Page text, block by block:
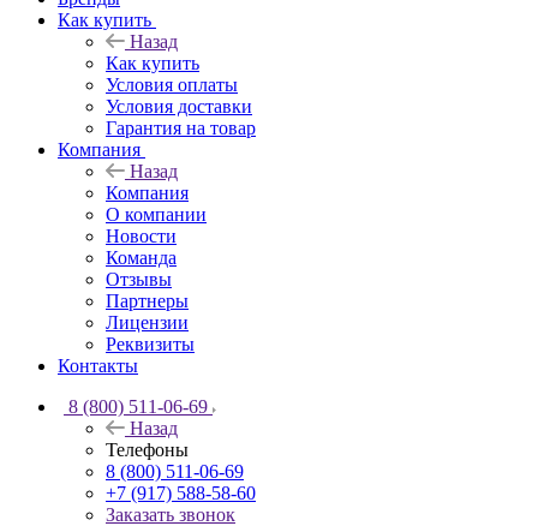
Как купить
Назад
Как купить
Условия оплаты
Условия доставки
Гарантия на товар
Компания
Назад
Компания
О компании
Новости
Команда
Отзывы
Партнеры
Лицензии
Реквизиты
Контакты
8 (800) 511-06-69
Назад
Телефоны
8 (800) 511-06-69
+7 (917) 588-58-60
Заказать звонок